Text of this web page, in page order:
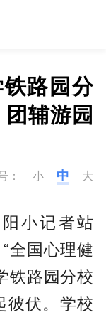
铁路园分
辅游园
： 小 中 大
小记者站
全国心理健
铁路园分校
彼伏。学校